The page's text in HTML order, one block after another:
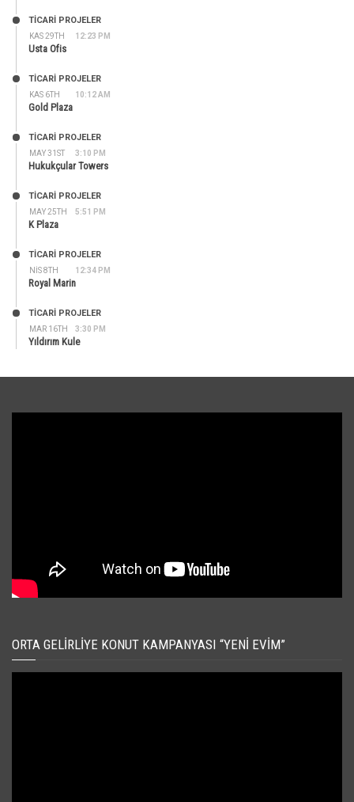
KAS 29TH 12:23 PM
TİCARİ PROJELER
Usta Ofis
KAS 6TH 10:12 AM
TİCARİ PROJELER
Gold Plaza
MAY 31ST 3:10 PM
TİCARİ PROJELER
Hukukçular Towers
MAY 25TH 5:51 PM
TİCARİ PROJELER
K Plaza
NIS 8TH 12:34 PM
TİCARİ PROJELER
Royal Marin
MAR 16TH 3:30 PM
TİCARİ PROJELER
Yıldırım Kule
ORTA GELIRLIYE KONUT KAMPANYASI “YENI EVIM”